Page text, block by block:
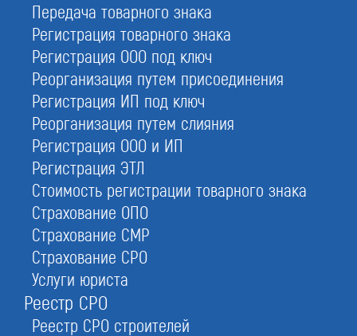
Передача товарного знака
Регистрация товарного знака
Регистрация ООО под ключ
Реорганизация путем присоединения
Регистрация ИП под ключ
Реорганизация путем слияния
Регистрация ООО и ИП
Регистрация ЭТЛ
Стоимость регистрации товарного знака
Страхование ОПО
Страхование СМР
Страхование СРО
Услуги юриста
Реестр СРО
Реестр СРО строителей
СРО изыскателей
Специалисты для НРС
Лицензии МЧС
Сертификаты ISO